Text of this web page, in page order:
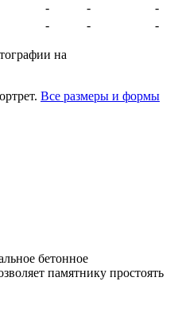
- -
-
- - -
на
Все размеры и формы
бетонное
памятнику простоять